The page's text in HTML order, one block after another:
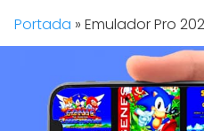
Portada » Emulador Pro